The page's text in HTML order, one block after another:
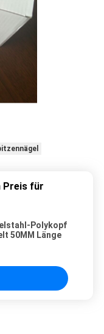
Preis für
Polykopf
50MM Länge